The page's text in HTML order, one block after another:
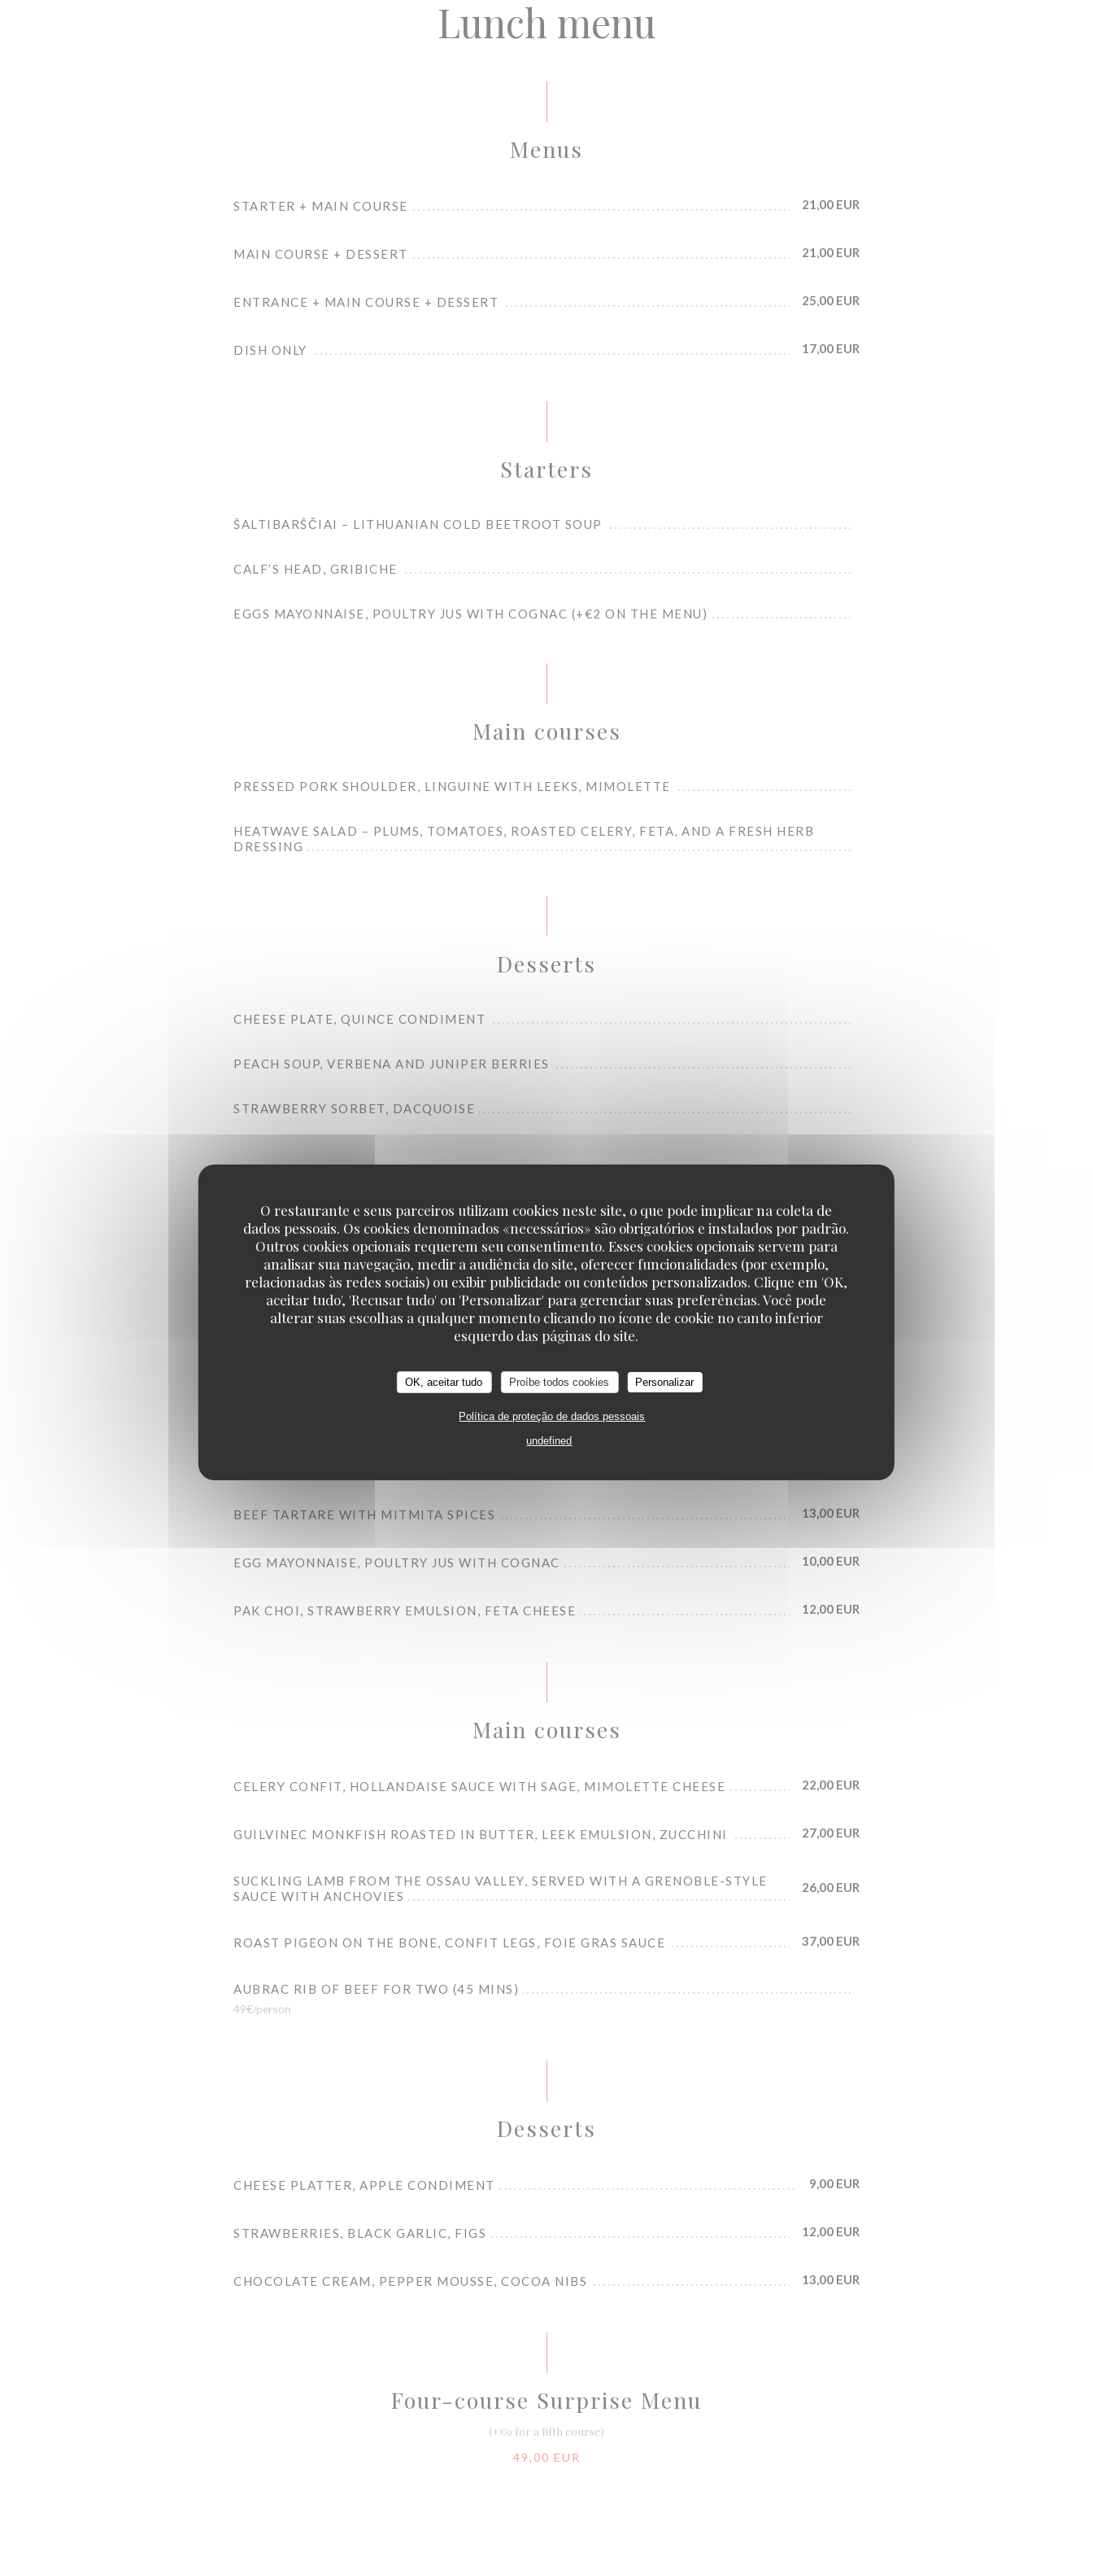
O restaurante e seus parceiros utilizam cookies neste site, o que pode implicar na coleta de
dados pessoais. Os cookies denominados «necessários» são obrigatórios e instalados por padrão.
Outros cookies opcionais requerem seu consentimento. Esses cookies opcionais servem para
analisar sua navegação, medir a audiência do site, oferecer funcionalidades (por exemplo,
relacionadas às redes sociais) ou exibir publicidade ou conteúdos personalizados. Clique em 'OK,
aceitar tudo', 'Recusar tudo' ou 'Personalizar' para gerenciar suas preferências. Você pode
alterar suas escolhas a qualquer momento clicando no ícone de cookie no canto inferior
esquerdo das páginas do site.
OK, aceitar tudo Proíbe todos cookies Personalizar
Política de proteção de dados pessoais
undefined
Lunch menu
Menus
STARTER + MAIN COURSE 21,00 EUR
MAIN COURSE + DESSERT 21,00 EUR
ENTRANCE + MAIN COURSE + DESSERT 25,00 EUR
DISH ONLY 17,00 EUR
Starters
ŠALTIBARŠČIAI – LITHUANIAN COLD BEETROOT SOUP
CALF’S HEAD, GRIBICHE
EGGS MAYONNAISE, POULTRY JUS WITH COGNAC (+€2 ON THE MENU)
Main courses
PRESSED PORK SHOULDER, LINGUINE WITH LEEKS, MIMOLETTE
HEATWAVE SALAD – PLUMS, TOMATOES, ROASTED CELERY, FETA, AND A FRESH HERB
DRESSING
Desserts
CHEESE PLATE, QUINCE CONDIMENT
PEACH SOUP, VERBENA AND JUNIPER BERRIES
STRAWBERRY SORBET, DACQUOISE
The evening
Starters
BEEF TARTARE WITH MITMITA SPICES 13,00 EUR
EGG MAYONNAISE, POULTRY JUS WITH COGNAC 10,00 EUR
PAK CHOI, STRAWBERRY EMULSION, FETA CHEESE 12,00 EUR
Main courses
CELERY CONFIT, HOLLANDAISE SAUCE WITH SAGE, MIMOLETTE CHEESE 22,00 EUR
GUILVINEC MONKFISH ROASTED IN BUTTER, LEEK EMULSION, ZUCCHINI 27,00 EUR
SUCKLING LAMB FROM THE OSSAU VALLEY, SERVED WITH A GRENOBLE-STYLE
SAUCE WITH ANCHOVIES
26,00 EUR
ROAST PIGEON ON THE BONE, CONFIT LEGS, FOIE GRAS SAUCE 37,00 EUR
AUBRAC RIB OF BEEF FOR TWO (45 MINS)
49€/person
Desserts
CHEESE PLATTER, APPLE CONDIMENT 9,00 EUR
STRAWBERRIES, BLACK GARLIC, FIGS 12,00 EUR
CHOCOLATE CREAM, PEPPER MOUSSE, COCOA NIBS 13,00 EUR
Four-course Surprise Menu
(+€9 for a fifth course)
49,00 EUR